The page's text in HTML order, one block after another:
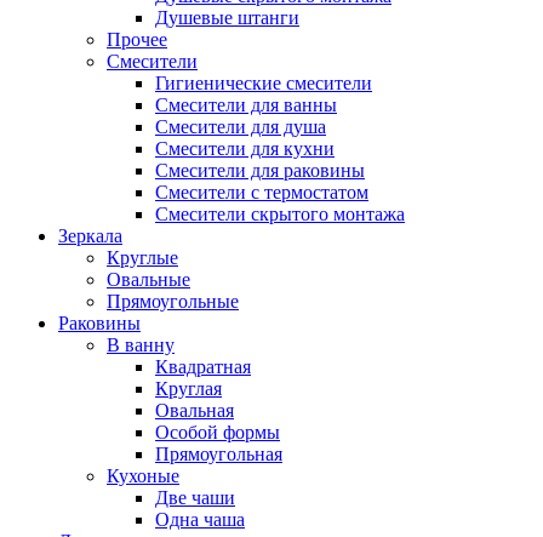
Душевые штанги
Прочее
Смесители
Гигиенические смесители
Смесители для ванны
Смесители для душа
Смесители для кухни
Смесители для раковины
Смесители с термостатом
Смесители скрытого монтажа
Зеркала
Круглые
Овальные
Прямоугольные
Раковины
В ванну
Квадратная
Круглая
Овальная
Особой формы
Прямоугольная
Кухоные
Две чаши
Одна чаша